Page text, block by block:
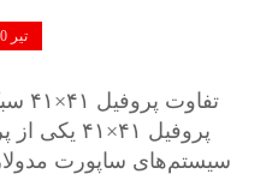
تیر 20, 1405
پروفیل
سیستم‌های ساپورت